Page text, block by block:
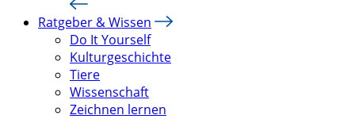
Ratgeber & Wissen
Do It Yourself
Kulturgeschichte
Tiere
Wissenschaft
Zeichnen lernen